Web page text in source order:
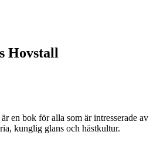
Hovstall
är en bok för alla som är intresserade av
kunglig glans och hästkultur.